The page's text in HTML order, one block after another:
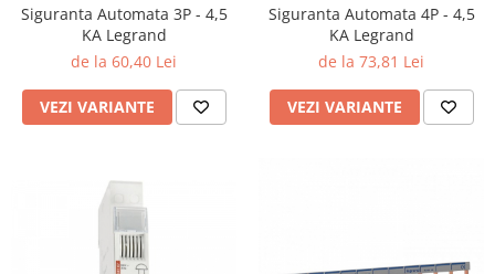
Siguranta Automata 3P - 4,5
KA Legrand
de la 60,40 Lei
VEZI VARIANTE
Siguranta Automata 4P - 4,5
KA Legrand
de la 73,81 Lei
VEZI VARIANTE